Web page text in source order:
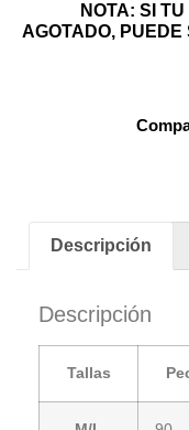
NOTA: SI
AGOTADO, PUEDE
Descripción
Descripción
Tallas